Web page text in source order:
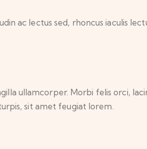
ac lectus sed, rhoncus iaculis
ullamcorper. Morbi felis orci,
sit amet feugiat lorem.